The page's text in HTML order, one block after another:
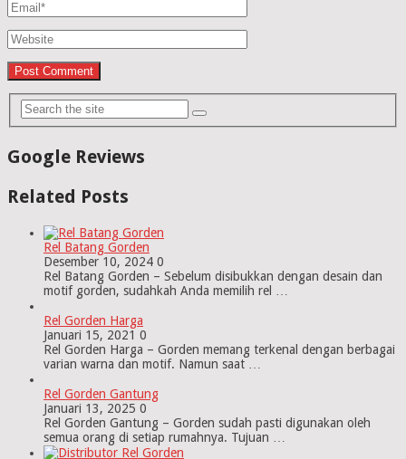
Google Reviews
Related Posts
Rel Batang Gorden
Desember 10, 2024 0
Rel Batang Gorden – Sebelum disibukkan dengan desain dan
motif gorden, sudahkah Anda memilih rel …
Rel Gorden Harga
Januari 15, 2021 0
Rel Gorden Harga – Gorden memang terkenal dengan berbagai
varian warna dan motif. Namun saat …
Rel Gorden Gantung
Januari 13, 2025 0
Rel Gorden Gantung – Gorden sudah pasti digunakan oleh
semua orang di setiap rumahnya. Tujuan …